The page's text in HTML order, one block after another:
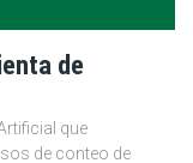
de
que
de conteo de